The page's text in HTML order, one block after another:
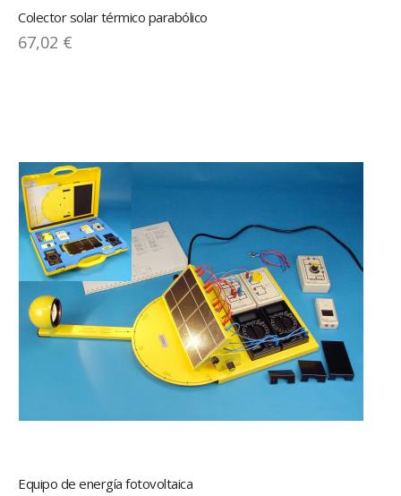
Colector solar térmico parabólico
67,02 €
Equipo de energía fotovoltaica